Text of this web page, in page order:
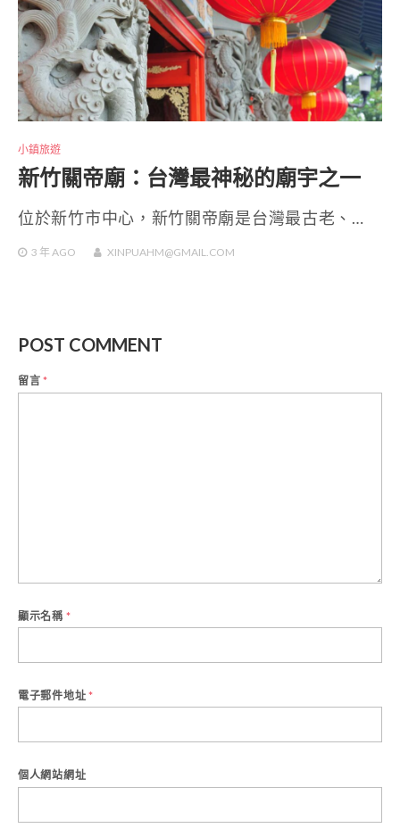
小鎮旅遊
新竹關帝廟：台灣最神秘的廟宇之一
位於新竹市中心，新竹關帝廟是台灣最古老、…
3 年AGO XINPUAHM@GMAIL.COM
POST COMMENT
留言*
顯示名稱 *
電子郵件地址 *
個人網站網址